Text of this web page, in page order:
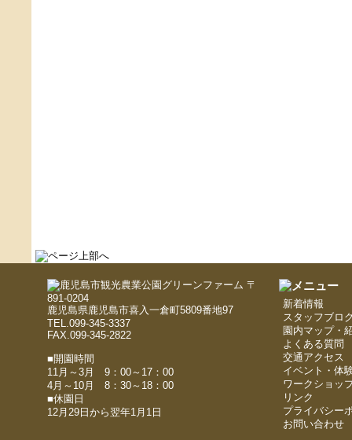
〒
891-0204
鹿児島県鹿児島市喜入一倉町5809番地97
TEL.099-345-3337
FAX.099-345-2822
■開園時間
11月～3月 9：00～17：00
4月～10月 8：30～18：00
■休園日
12月29日から翌年1月1日
新着情報
スタッフブロ
園内マップ・
よくある質問
交通アクセス
イベント・体
ワークショッ
リンク
プライバシー
お問い合わせ